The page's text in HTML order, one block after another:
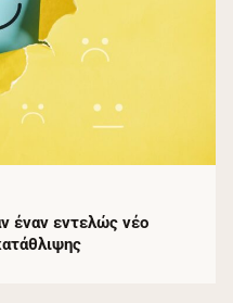
έναν εντελώς νέο